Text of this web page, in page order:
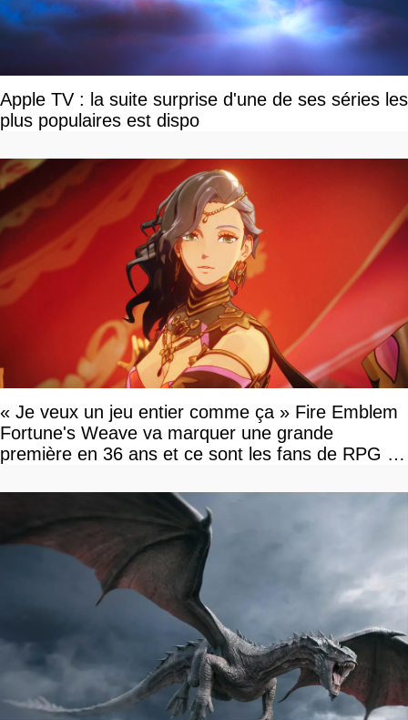
Apple TV : la suite surprise d'une de ses séries les
plus populaires est dispo
« Je veux un jeu entier comme ça » Fire Emblem
Fortune's Weave va marquer une grande
première en 36 ans et ce sont les fans de RPG en